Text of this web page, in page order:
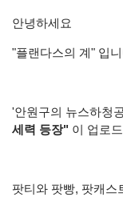
안녕하세요
"플랜다스의 계" 입
'안원구의 뉴스하청
세력 등장" 이 업로
팟티와 팟빵, 팟캐스